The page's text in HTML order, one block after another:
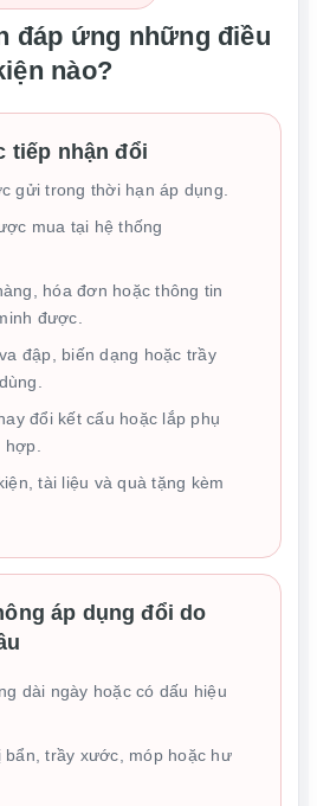
đáp ứng những điều
nào?
tiếp nhận đổi
gửi trong thời hạn áp dụng.
mua tại hệ thống
hóa đơn hoặc thông tin
được.
đập, biến dạng hoặc trầy
đổi kết cấu hoặc lắp phụ
tài liệu và quà tặng kèm
áp dụng đổi do
dài ngày hoặc có dấu hiệu
bẩn, trầy xước, móp hoặc hư